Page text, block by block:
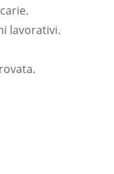
lavorativi.